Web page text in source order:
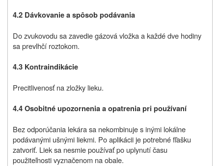
4.2 Dávkovanie a spôsob podávania
Do zvukovodu sa zavedie gázová vložka a každé dve hodiny
sa prevlhčí roztokom.
4.3 Kontraindikácie
Precitlivenosť na zložky lieku.
4.4 Osobitné upozornenia a opatrenia pri používaní
Bez odporúčania lekára sa nekombinuje s inými lokálne
podávanými ušnými liekmi. Po aplikácii je potrebné fľašku
zatvoriť. Liek sa nesmie používať po uplynutí času
použiteľnosti vyznačenom na obale.